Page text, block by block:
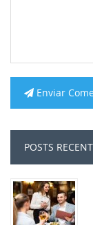
POSTS